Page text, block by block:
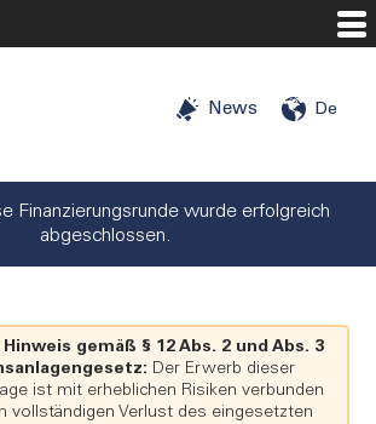
De
News
Finanzierungsrunde wurde erfolgreich
abgeschlossen.
gemäß § 12 Abs. 2 und Abs. 3
Der Erwerb dieser
ist mit erheblichen Risiken verbunden
vollständigen Verlust des eingesetzten